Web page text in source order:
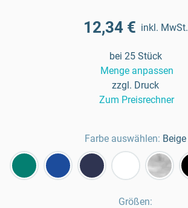
12,34 € inkl. MwSt.
bei 25 Stück
Menge anpassen
zzgl. Druck
Zum Preisrechner
Farbe auswählen: Beige
Größen: